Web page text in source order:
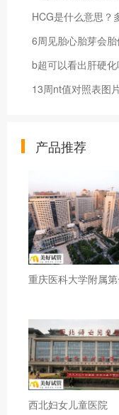
HCG是什么意思？
6周见胎心胎芽会
b超可以看出肝硬
产品推荐
重庆医科大学附属
西北妇女儿童医院